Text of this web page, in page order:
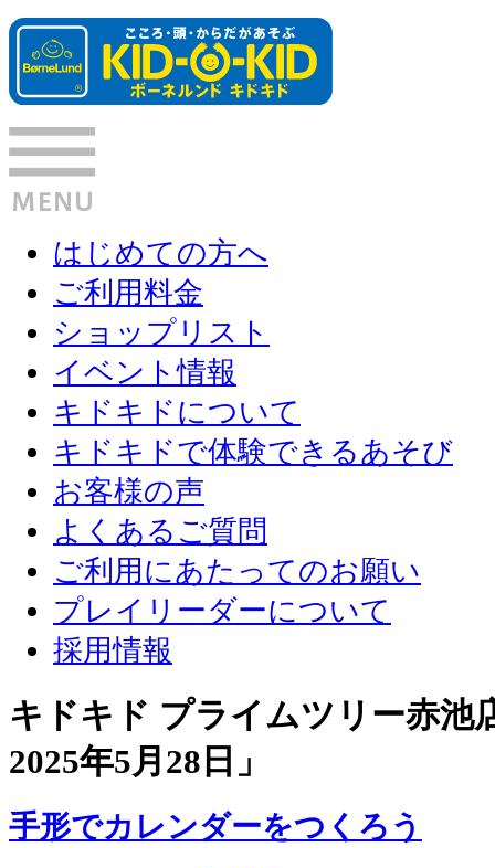
はじめての方へ
ご利用料金
ショップリスト
イベント情報
キドキドについて
キドキドで体験できるあそび
お客様の声
よくあるご質問
ご利用にあたってのお願い
プレイリーダーについて
採用情報
キドキド プライムツリー赤
2025年5月28日 」
手形でカレンダーをつくろう